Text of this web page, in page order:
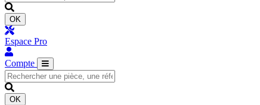
OK
Espace Pro
Compte
OK